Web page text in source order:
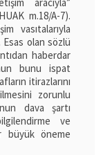
m.18/A-7).
vasıtalarıyla
olan sözlü
haberdar
bunu ispat
itirazlarını
zorunlu
dava şartı
ve
büyük öneme